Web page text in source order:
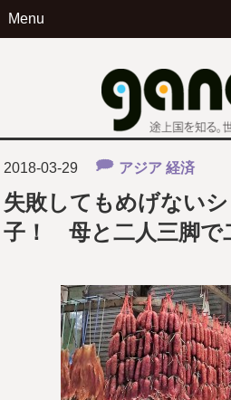
Menu
2018-03-29 アジア 経済
失敗してもめげない
子！ 母と二人三脚で